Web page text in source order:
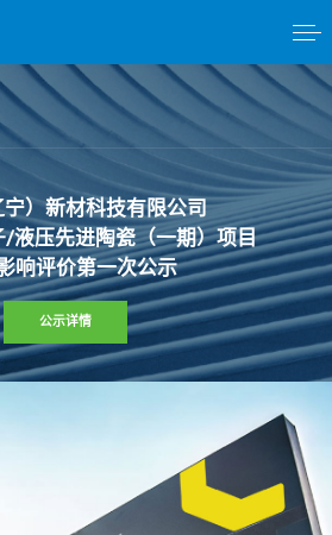
宁）新材科技有限公司
/液压先进陶瓷（一期）项目
响评价第一次公示
公示详情